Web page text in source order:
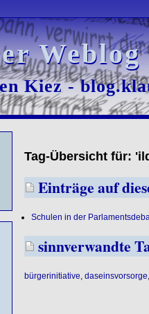
Kiez -
Kiez -
Tag-Übersicht für:
Einträge auf
Schulen in der
sinnverwandte
bürgerinitiative daseinsvorsorge